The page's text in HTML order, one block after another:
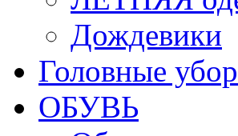
Дождевики
Головные
ОБУВЬ